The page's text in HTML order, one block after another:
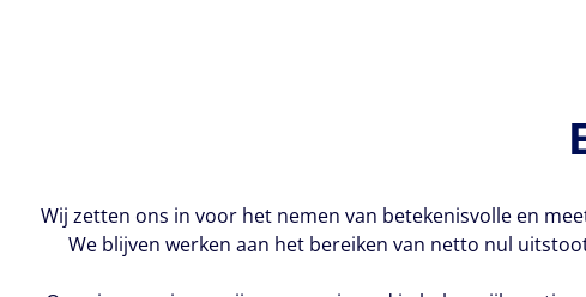
Wij zetten ons in voor het nemen van betekenisvolle en
We blijven werken aan het bereiken van netto nul